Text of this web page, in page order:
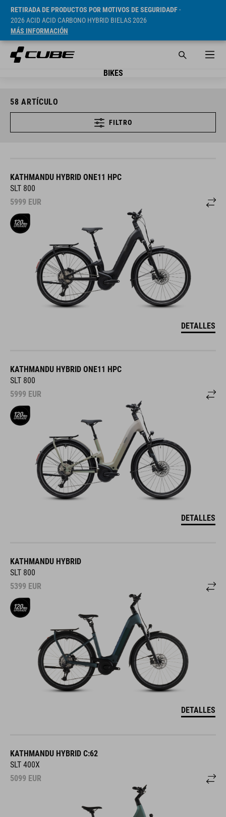
RETIRADA DE PRODUCTOS POR MOTIVOS DE SEGURIDADF-
2026 ACID ACID CARBONO HYBRID BIELAS 2026
MÁS INFORMACIÓN
BIKES
58 ARTÍCULO
FILTRO
KATHMANDU HYBRID ONE11 HPC
SLT 800
5999 EUR
DETALLES
KATHMANDU HYBRID ONE11 HPC
SLT 800
5999 EUR
DETALLES
KATHMANDU HYBRID
SLT 800
5399 EUR
DETALLES
KATHMANDU HYBRID C:62
SLT 400X
5099 EUR